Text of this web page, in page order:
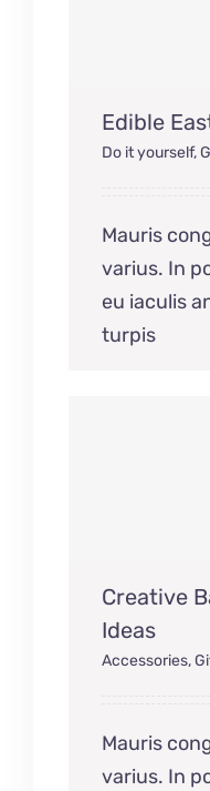
Edible
Do it yourself,
Mauris
varius. In
eu iaculis
turpis
Creative
Ideas
Accessories,
Mauris
varius. In